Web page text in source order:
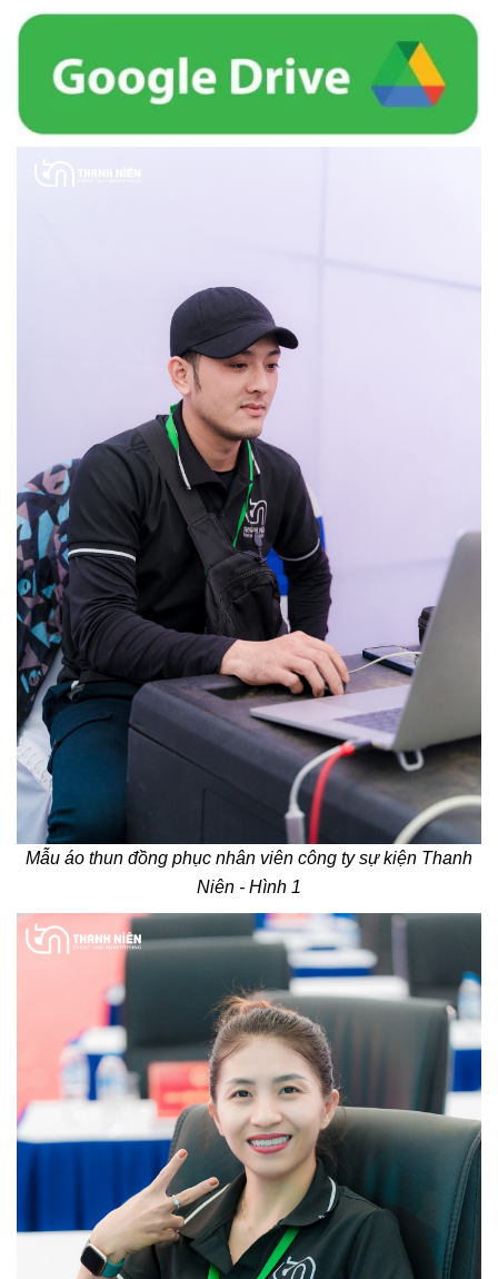
Mẫu áo thun đồng phục nhân viên công ty sự kiện Thanh
Niên - Hình 1